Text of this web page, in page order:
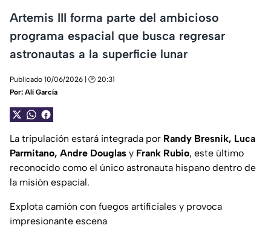
Artemis III forma parte del ambicioso
programa espacial que busca regresar
astronautas a la superficie lunar
Publicado 10/06/2026 | 🕑 20:31
Por: Alí García
La tripulación estará integrada por Randy Bresnik, Luca
Parmitano, Andre Douglas y Frank Rubio, este último
reconocido como el único astronauta hispano dentro de
la misión espacial.
Explota camión con fuegos artificiales y provoca
impresionante escena